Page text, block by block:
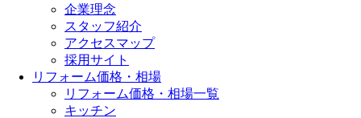
企業理念
スタッフ紹介
アクセスマップ
採用サイト
リフォーム価格・相場
リフォーム価格・相場一覧
キッチン